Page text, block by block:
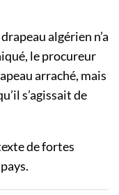
algérien n’a
le procureur
arraché, mais
s’agissait de
de fortes